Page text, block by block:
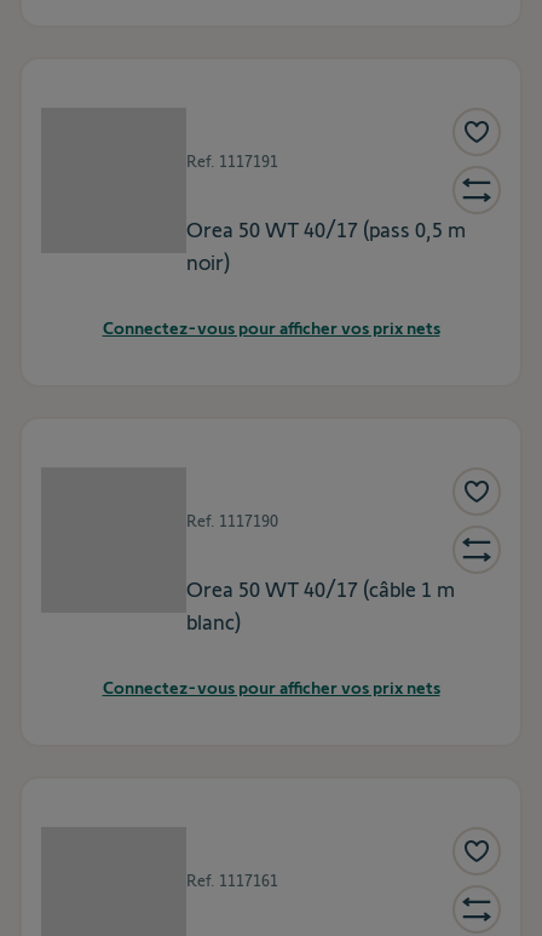
Ref. 1117191
Orea 50 WT 40/17 (pass 0,5 m
noir)
Connectez-vous pour afficher vos prix nets
Ref. 1117190
Orea 50 WT 40/17 (câble 1 m
blanc)
Connectez-vous pour afficher vos prix nets
Ref. 1117161